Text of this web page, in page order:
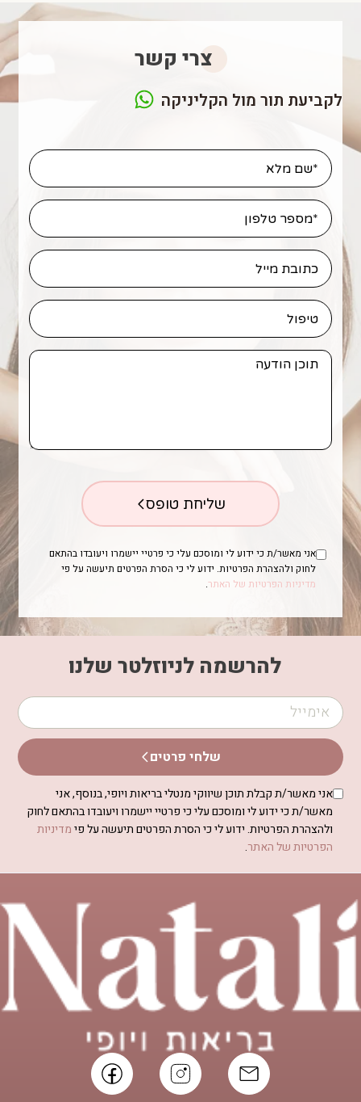
צרי קשר
לקביעת תור מול הקליניקה
שליחת טופס
אני מאשר/ת כי ידוע לי ומוסכם עלי כי פרטיי יישמרו ויעובדו בהתאם
לחוק ולהצהרת הפרטיות. ידוע לי כי הסרת הפרטים תיעשה על פי
מדיניות הפרטיות של האתר.
להרשמה לניוזלטר שלנו
שלחי פרטים
אני מאשר/ת קבלת תוכן שיווקי מנטלי בריאות ויופי, בנוסף, אני
מאשר/ת כי ידוע לי ומוסכם עלי כי פרטיי יישמרו ויעובדו בהתאם לחוק
ולהצהרת הפרטיות. ידוע לי כי הסרת הפרטים תיעשה על פימדיניות
הפרטיות של האתר.